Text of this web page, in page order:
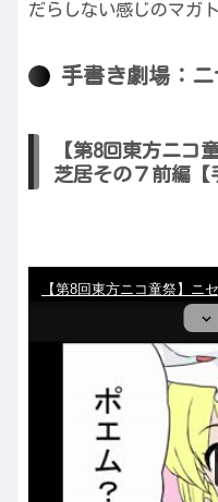
だらしない感じのマガ
手書き劇場：
【第8回東方ニコ
芝居その７前編【